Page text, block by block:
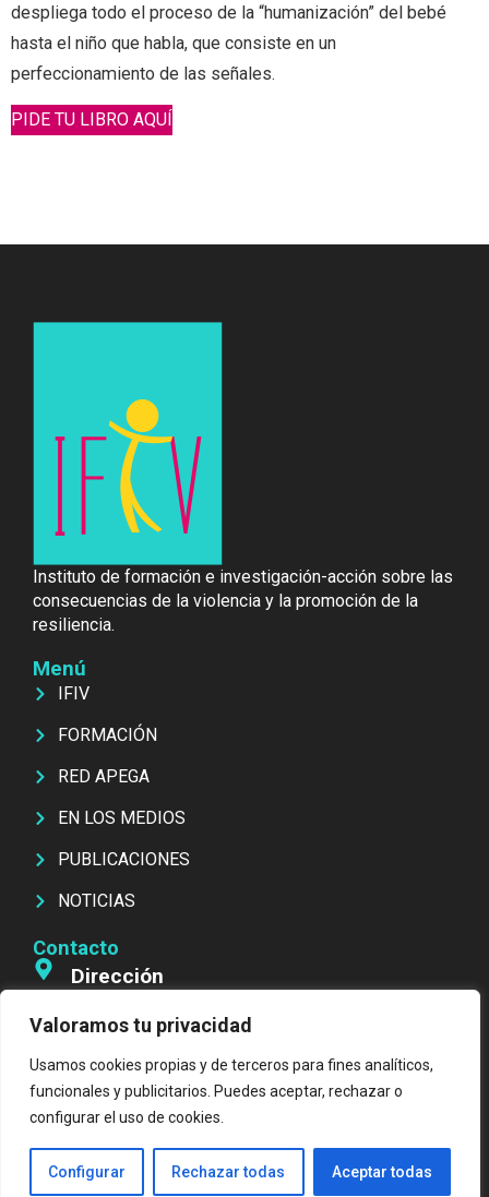
Valoramos tu privacidad
Usamos cookies propias y de terceros para fines analíticos,
funcionales y publicitarios. Puedes aceptar, rechazar o
configurar el uso de cookies.
Configurar Rechazar todas Aceptar todas
despliega todo el proceso de la “humanización” del bebé
hasta el niño que habla, que consiste en un
perfeccionamiento de las señales.
PIDE TU LIBRO AQUÍ
Instituto de formación e investigación-acción sobre las
consecuencias de la violencia y la promoción de la
resiliencia.
Menú
IFIV
FORMACIÓN
RED APEGA
EN LOS MEDIOS
PUBLICACIONES
NOTICIAS
Contacto
Dirección
Teléfonos
Wsp +34 674 755 849 (Barcelona)
Wsp +56 9 4638 2822 (Chile)
Políticas de Privacidad / Información Legal